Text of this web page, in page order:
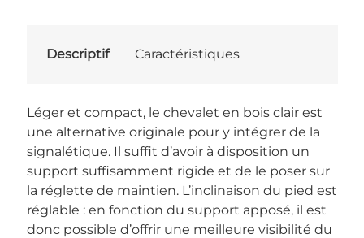
Descriptif Caractéristiques
Léger et compact, le chevalet en bois clair est
une alternative originale pour y intégrer de la
signalétique. Il suffit d’avoir à disposition un
support suffisamment rigide et de le poser sur
la réglette de maintien. L’inclinaison du pied est
réglable : en fonction du support apposé, il est
donc possible d’offrir une meilleure visibilité du